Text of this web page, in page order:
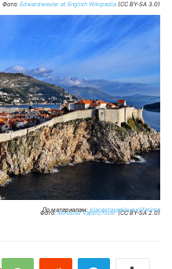
Фото: Edwardwexler at English Wikipedia (CC BY-SA 3.0)
Фото:Miroslav Vajdic/flickr(CC BY-SA 2.0)
По материалам: placestoseeinyourlifetime